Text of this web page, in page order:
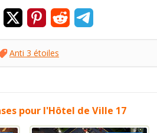
Anti 3 étoiles
pour l'Hôtel de Ville 17